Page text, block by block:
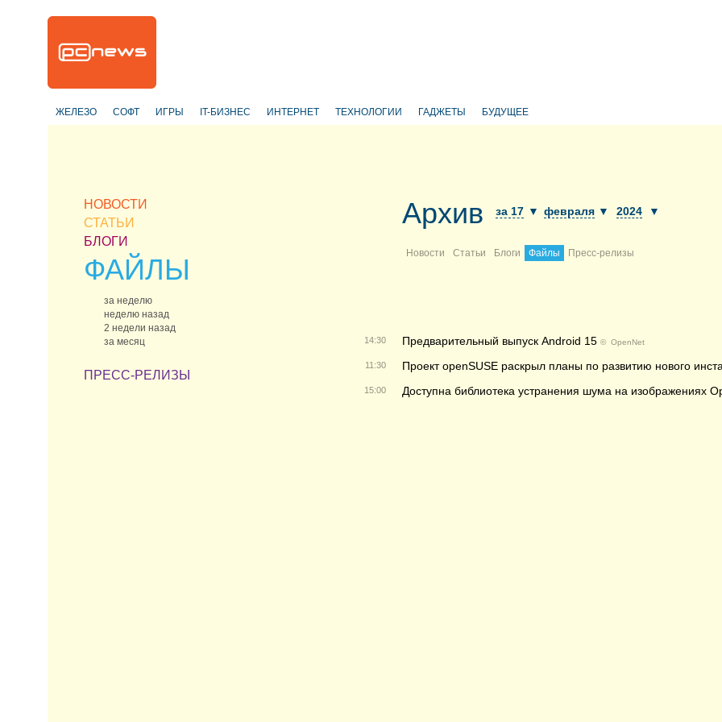
ЖЕЛЕЗО СОФТ ИГРЫ IT-БИЗНЕС ИНТЕРНЕТ ТЕХНОЛОГИИ ГАДЖЕТЫ БУДУЩЕЕ
НОВОСТИ
СТАТЬИ
БЛОГИ
ФАЙЛЫ
за неделю
неделю назад
2 недели назад
за месяц
ПРЕСС-РЕЛИЗЫ
Архив за 17 ▼ февраля ▼ 2024 ▼
Новости Статьи Блоги Файлы Пресс-релизы
14:30 Предварительный выпуск Android 15 © OpenNet
11:30 Проект openSUSE раскрыл планы по развитию нового
15:00 Доступна библиотека устранения шума на изображениях